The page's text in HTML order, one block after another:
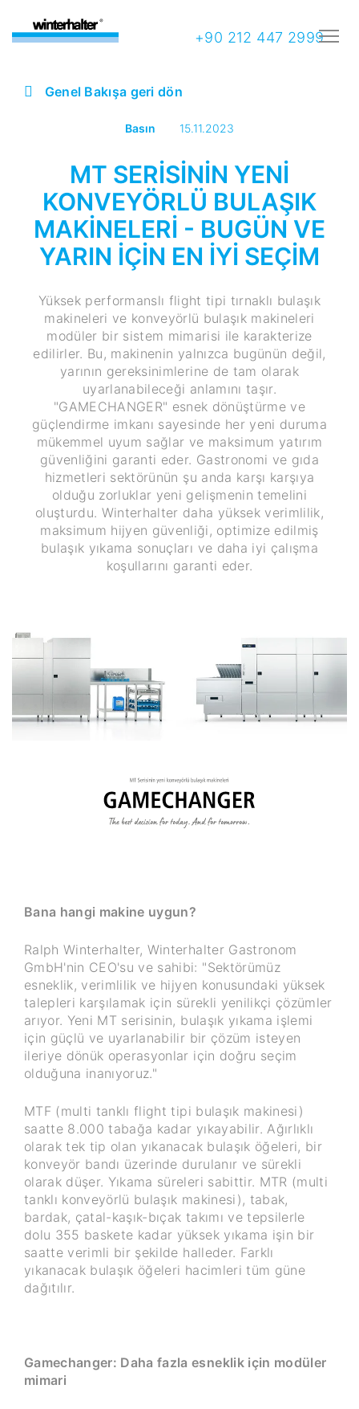
+90 212 447 2999
Genel Bakışa geri dön
Basın 15.11.2023
MT SERİSİNİN YENİ
KONVEYÖRLÜ BULAŞIK
MAKİNELERİ - BUGÜN VE
YARIN İÇİN EN İYİ SEÇİM
Yüksek performanslı flight tipi tırnaklı bulaşık
makineleri ve konveyörlü bulaşık makineleri
modüler bir sistem mimarisi ile karakterize
edilirler. Bu, makinenin yalnızca bugünün değil,
yarının gereksinimlerine de tam olarak
uyarlanabileceği anlamını taşır.
"GAMECHANGER" esnek dönüştürme ve
güçlendirme imkanı sayesinde her yeni duruma
mükemmel uyum sağlar ve maksimum yatırım
güvenliğini garanti eder. Gastronomi ve gıda
hizmetleri sektörünün şu anda karşı karşıya
olduğu zorluklar yeni gelişmenin temelini
oluşturdu. Winterhalter daha yüksek verimlilik,
maksimum hijyen güvenliği, optimize edilmiş
bulaşık yıkama sonuçları ve daha iyi çalışma
koşullarını garanti eder.
Bana hangi makine uygun?
Ralph Winterhalter, Winterhalter Gastronom
GmbH'nin CEO'su ve sahibi: "Sektörümüz
esneklik, verimlilik ve hijyen konusundaki yüksek
talepleri karşılamak için sürekli yenilikçi çözümler
arıyor. Yeni MT serisinin, bulaşık yıkama işlemi
için güçlü ve uyarlanabilir bir çözüm isteyen
ileriye dönük operasyonlar için doğru seçim
olduğuna inanıyoruz."
MTF (multi tanklı flight tipi bulaşık makinesi)
saatte 8.000 tabağa kadar yıkayabilir. Ağırlıklı
olarak tek tip olan yıkanacak bulaşık öğeleri, bir
konveyör bandı üzerinde durulanır ve sürekli
olarak düşer. Yıkama süreleri sabittir. MTR (multi
tanklı konveyörlü bulaşık makinesi), tabak,
bardak, çatal-kaşık-bıçak takımı ve tepsilerle
dolu 355 baskete kadar yüksek yıkama işin bir
saatte verimli bir şekilde halleder. Farklı
yıkanacak bulaşık öğeleri hacimleri tüm güne
dağıtılır.
Gamechanger: Daha fazla esneklik için modüler
mimari